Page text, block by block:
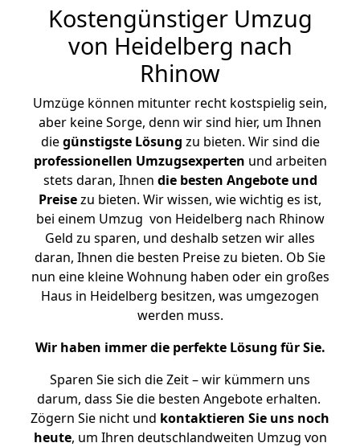
Kostengünstiger Umzug
von Heidelberg nach
Rhinow
Umzüge können mitunter recht kostspielig sein,
aber keine Sorge, denn wir sind hier, um Ihnen
diegünstigste Lösung zu bieten. Wir sind die
professionellen Umzugsexperten und arbeiten
stets daran, Ihnen die besten Angebote und
Preisezu bieten. Wir wissen, wie wichtig es ist,
bei einem Umzug von Heidelberg nach Rhinow
Geld zu sparen, und deshalb setzen wir alles
daran, Ihnen die besten Preise zu bieten. Ob Sie
nun eine kleine Wohnung haben oder ein großes
Haus in Heidelberg besitzen, was umgezogen
werden muss.
Wir haben immer die perfekte Lösung für Sie.
Sparen Sie sich die Zeit – wir kümmern uns
darum, dass Sie die besten Angebote erhalten.
Zögern Sie nicht und kontaktieren Sie uns noch
heute, um Ihren deutschlandweiten Umzug von